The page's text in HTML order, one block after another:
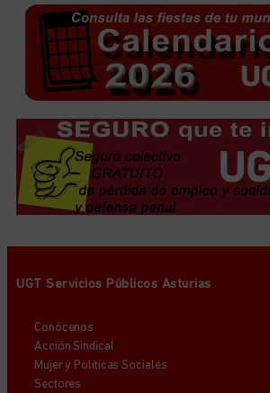
UGT Servicios Públicos Asturias
Conócenos
Acción Sindical
Mujer y Políticas Sociales
Sectores